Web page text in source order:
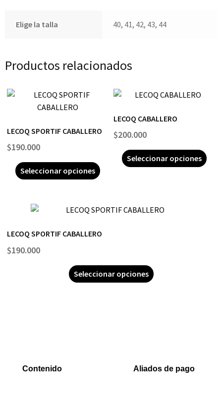
Elige la talla 40, 41, 42, 43, 44
Productos relacionados
LECOQ SPORTIF CABALLERO
$190.000
Seleccionar opciones
LECOQ CABALLERO
$200.000
Seleccionar opciones
LECOQ SPORTIF CABALLERO
$190.000
Seleccionar opciones
Contenido
Aliados de pago